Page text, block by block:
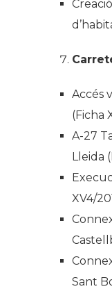
Accés
(Ficha
A-27
Lleida
XV4/
Sant